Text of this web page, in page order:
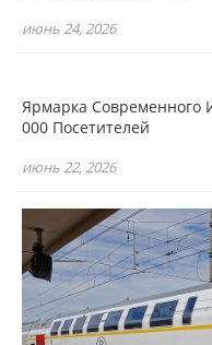
июнь 24, 2026
Ярмарка Современного
000 Посетителей
июнь 22, 2026